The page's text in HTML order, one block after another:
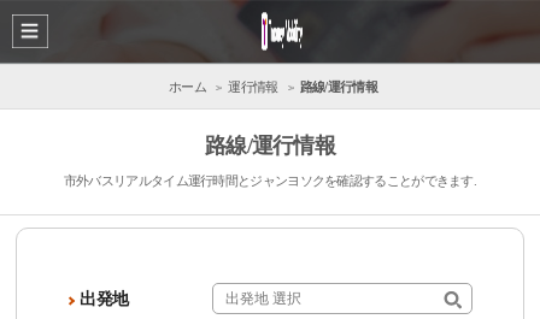
ホーム 運行情報 路線/運行情報
路線/運行情報
市外バスリアルタイム運行時間とジャンヨソクを確認することができます.
出発地